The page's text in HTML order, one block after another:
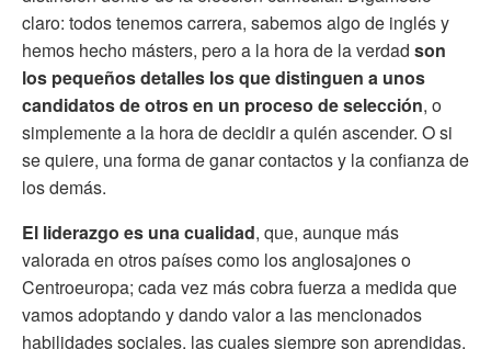
claro: todos tenemos carrera, sabemos algo de inglés y
hemos hecho másters, pero a la hora de la verdad son
los pequeños detalles los que distinguen a unos
candidatos de otros en un proceso de selección, o
simplemente a la hora de decidir a quién ascender. O si
se quiere, una forma de ganar contactos y la confianza de
los demás.
El liderazgo es una cualidad, que, aunque más
valorada en otros países como los anglosajones o
Centroeuropa; cada vez más cobra fuerza a medida que
vamos adoptando y dando valor a las mencionados
habilidades sociales, las cuales siempre son aprendidas,